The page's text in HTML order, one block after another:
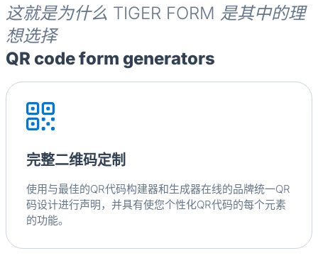
这就是为什么 TIGER FORM 是其中的理
想选择
QR code form generators
完整二维码定制
使用与最佳的QR代码构建器和生成器在线的品牌统一QR
码设计进行声明，并具有使您个性化QR代码的每个元素
的功能。